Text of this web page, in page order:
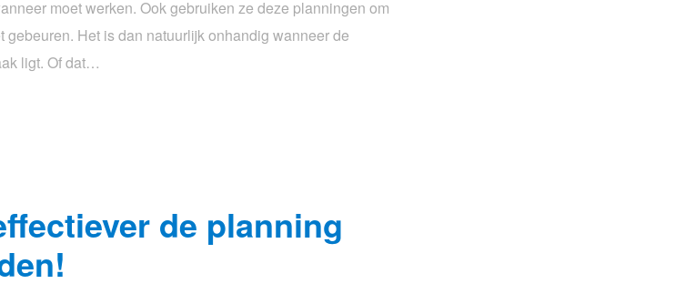
moet werken. Ook gebruiken ze deze planningen om
Het is dan natuurlijk onhandig wanneer de
ligt. Of dat…
de planning